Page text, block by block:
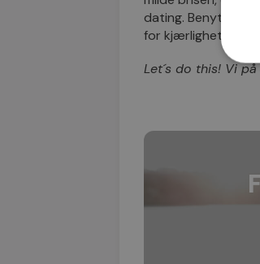
dating. Benytt
for kjærlighet og
Let´s do this! Vi på